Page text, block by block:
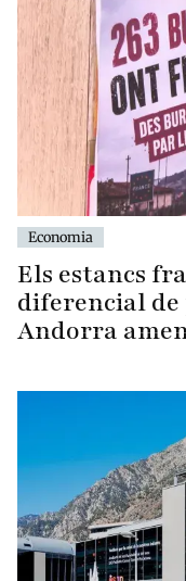
Economia
Els estancs
diferencial de
Andorra